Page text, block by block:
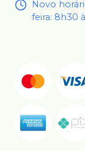
Novo
feira: 8h30